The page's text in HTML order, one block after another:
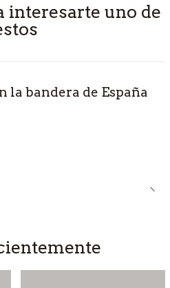
interesarte uno de
la bandera de España